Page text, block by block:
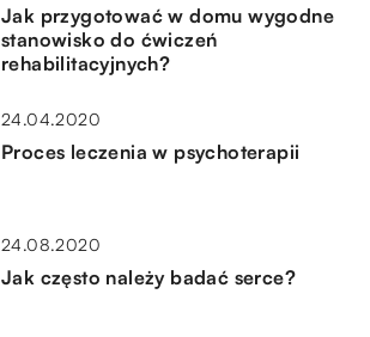
Jak przygotować w domu wygodne
stanowisko do ćwiczeń
rehabilitacyjnych?
24.04.2020
Proces leczenia w psychoterapii
24.08.2020
Jak często należy badać serce?